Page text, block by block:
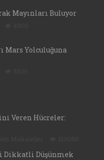
Mayınları Buluyor
Mars Yolculuğuna
Veren Hücreler:
Dikkatli Düşünmek